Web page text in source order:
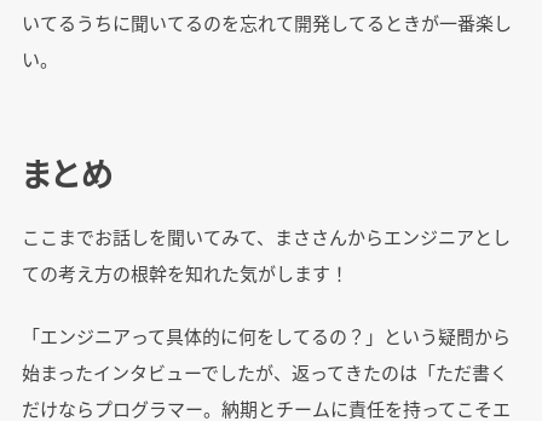
いてるうちに聞いてるのを忘れて開発してるときが一番楽し
い。
まとめ
ここまでお話しを聞いてみて、まささんからエンジニアとし
ての考え方の根幹を知れた気がします！
「エンジニアって具体的に何をしてるの？」という疑問から
始まったインタビューでしたが、返ってきたのは「ただ書く
だけならプログラマー。納期とチームに責任を持ってこそエ